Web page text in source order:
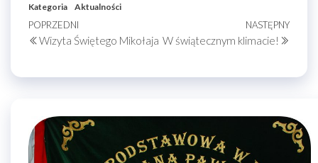
Kategoria Aktualności
Nawigacja
wpisu
Poprzedni
wpis
POPRZEDNI
Wizyta Świętego Mikołaja
NASTĘPNY
W świątecznym klimacie!